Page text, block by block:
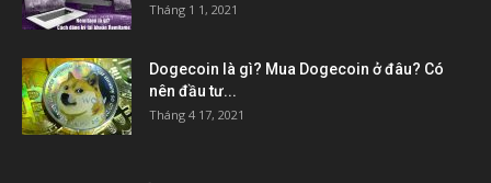
Tháng 1 1, 2021
Dogecoin là gì? Mua Dogecoin ở đâu? Có
nên đầu tư...
Tháng 4 17, 2021